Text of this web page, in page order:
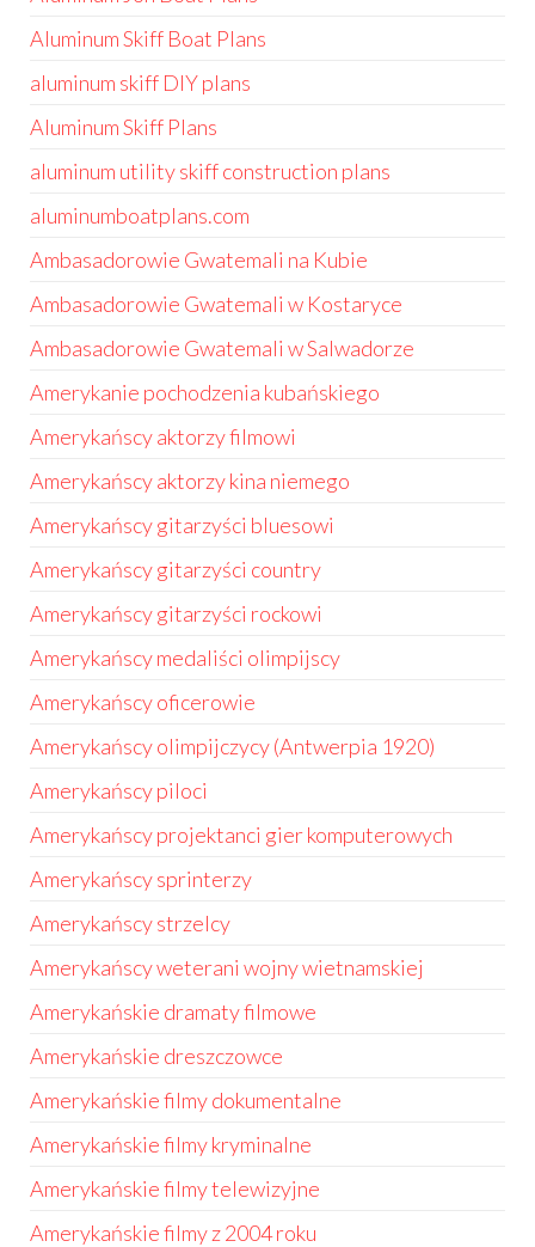
Aluminum Skiff Boat Plans
aluminum skiff DIY plans
Aluminum Skiff Plans
aluminum utility skiff construction plans
aluminumboatplans.com
Ambasadorowie Gwatemali na Kubie
Ambasadorowie Gwatemali w Kostaryce
Ambasadorowie Gwatemali w Salwadorze
Amerykanie pochodzenia kubańskiego
Amerykańscy aktorzy filmowi
Amerykańscy aktorzy kina niemego
Amerykańscy gitarzyści bluesowi
Amerykańscy gitarzyści country
Amerykańscy gitarzyści rockowi
Amerykańscy medaliści olimpijscy
Amerykańscy oficerowie
Amerykańscy olimpijczycy (Antwerpia 1920)
Amerykańscy piloci
Amerykańscy projektanci gier komputerowych
Amerykańscy sprinterzy
Amerykańscy strzelcy
Amerykańscy weterani wojny wietnamskiej
Amerykańskie dramaty filmowe
Amerykańskie dreszczowce
Amerykańskie filmy dokumentalne
Amerykańskie filmy kryminalne
Amerykańskie filmy telewizyjne
Amerykańskie filmy z 2004 roku